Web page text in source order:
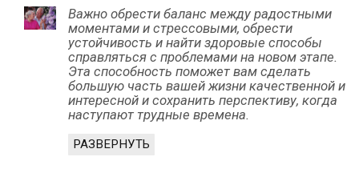
Важно обрести баланс между радостными
моментами и стрессовыми, обрести
устойчивость и найти здоровые способы
справляться с проблемами на новом этапе.
Эта способность поможет вам сделать
большую часть вашей жизни качественной и
интересной и сохранить перспективу, когда
наступают трудные времена.
РАЗВЕРНУТЬ